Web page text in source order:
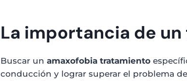
La importancia de
Buscar un amaxofobia tratamiento
conducción y lograr superar el problema